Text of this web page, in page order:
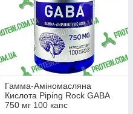
Гамма-Аміномасляна
Кислота Piping Rock GABA
750 мг 100 капс